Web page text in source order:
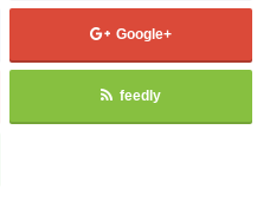
Google+
feedly